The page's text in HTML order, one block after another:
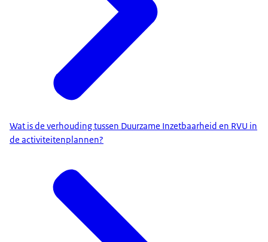
Wat is de verhouding tussen Duurzame Inzetbaarheid en RVU in
de activiteitenplannen?